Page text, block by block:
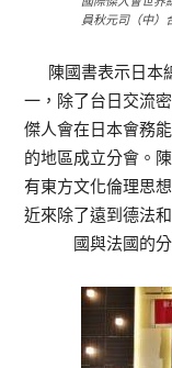
員秋元司（中）
陳國書表示日本
一，除了台日交流
傑人會在日本會務
的地區成立分會。
有東方文化倫理思
近來除了遠到德法
國與法國的